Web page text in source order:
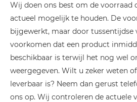
Wij doen ons best om de voorraad
actueel mogelijk te houden. De
bijgewerkt, maar door tussentijdse
voorkomen dat een product
beschikbaar is terwijl het nog wel
weergegeven. Wilt u zeker weten
leverbaar is? Neem dan gerust
ons op. Wij controleren de actuele